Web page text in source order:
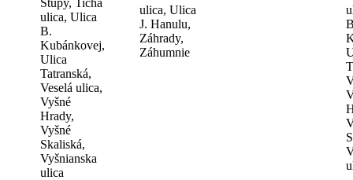
Stupy, Tichá
ulica, Ulica
B.
Kubánkovej,
Ulica
Tatranská,
Veselá ulica,
Vyšné
Hrady,
Vyšné
Skaliská,
Vyšnianska
ulica
ulica, Ulica
J. Hanulu,
Záhrady,
Záhumnie